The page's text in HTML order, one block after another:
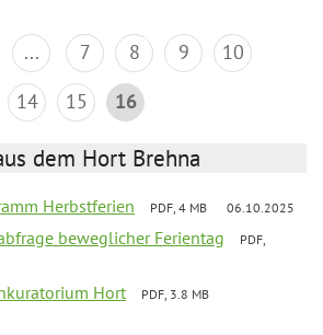
... 7 8 9
10
14 15 16
dem Hort Brehna
Herbstferien PDF, 4 MB 06.10.2025
beweglicher Ferientag
PDF,
Hort
PDF, 3.8 MB